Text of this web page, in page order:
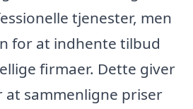
tjenester, men
for at indhente tilbud
firmaer. Dette giver
sammenligne priser